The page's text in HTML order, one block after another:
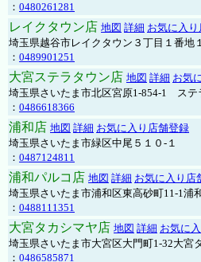
： 0480261281
レイクタウン店 地図 詳細 お気に入
埼玉県越谷市レイクタウン３丁目１番地
： 0489901251
大宮ステラタウン店 地図 詳細 お気
埼玉県さいたま市北区宮原1-854-1 ステ
： 0486618366
浦和店 地図 詳細 お気に入り店舗登録
埼玉県さいたま市緑区中尾５１０-１
： 0487124811
浦和パルコ店 地図 詳細 お気に入り店
埼玉県さいたま市浦和区東高砂町11-1浦
： 0488111351
大宮タカシマヤ店 地図 詳細 お気に
埼玉県さいたま市大宮区大門町1-32大宮
： 0486585871